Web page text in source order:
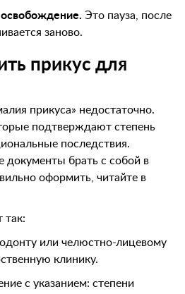
освобождение. Это пауза, после
заново.
прикус для
прикуса» недостаточно.
подтверждают степень
последствия.
документы брать с собой в
оформить, читайте в
так:
или челюстно-лицевому
клинику.
с указанием: степени